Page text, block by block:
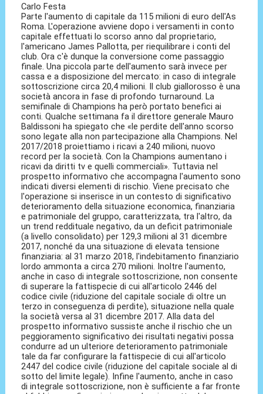
Carlo Festa
Parte l'aumento di capitale da 115 milioni di euro dell'As
Roma. L'operazione avviene dopo i versamenti in conto
capitale effettuati lo scorso anno dal proprietario,
l'americano James Pallotta, per riequilibrare i conti del
club. Ora c'è dunque la conversione come passaggio
finale. Una piccola parte dell'aumento sarà invece per
cassa e a disposizione del mercato: in caso di integrale
sottoscrizione circa 20,4 milioni. Il club giallorosso è una
società ancora in fase di profondo turnaround. La
semifinale di Champions ha però portato benefici ai
conti. Qualche settimana fa il direttore generale Mauro
Baldissoni ha spiegato che «le perdite dell'anno scorso
sono legate alla non partecipazione alla Champions. Nel
2017/2018 proiettiamo i ricavi a 240 milioni, nuovo
record per la società. Con la Champions aumentano i
ricavi da diritti tv e quelli commerciali». Tuttavia nel
prospetto informativo che accompagna l'aumento sono
indicati diversi elementi di rischio. Viene precisato che
l'operazione si inserisce in un contesto di significativo
deterioramento della situazione economica, finanziaria
e patrimoniale del gruppo, caratterizzata, tra l'altro, da
un trend reddituale negativo, da un deficit patrimoniale
(a livello consolidato) per 129,3 milioni al 31 dicembre
2017, nonché da una situazione di elevata tensione
finanziaria: al 31 marzo 2018, l'indebitamento finanziario
lordo ammonta a circa 270 milioni. Inoltre l'aumento,
anche in caso di integrale sottoscrizione, non consente
di superare la fattispecie di cui all'articolo 2446 del
codice civile (riduzione del capitale sociale di oltre un
terzo in conseguenza di perdite), situazione nella quale
la società versa al 31 dicembre 2017. Alla data del
prospetto informativo sussiste anche il rischio che un
peggioramento significativo dei risultati negativi possa
condurre ad un ulteriore deterioramento patrimoniale
tale da far configurare la fattispecie di cui all'articolo
2447 del codice civile (riduzione del capitale sociale al di
sotto del limite legale). Infine l'aumento, anche in caso
di integrale sottoscrizione, non è sufficiente a far fronte